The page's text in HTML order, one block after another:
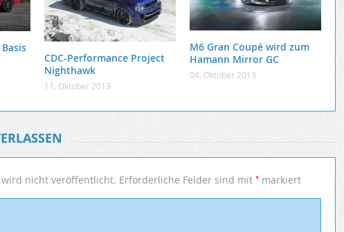
CDC-Performance Project
Nighthawk
11. Oktober 2013
M6 Gran Coupé wird zum
Hamann Mirror GC
04. Oktober 2013
wird nicht veröffentlicht. Erforderliche Felder sind mit * markiert